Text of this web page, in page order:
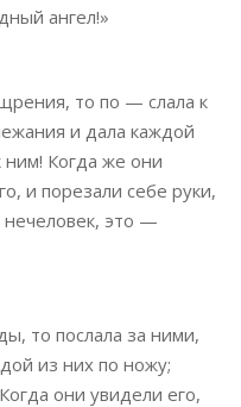
ангел!»
то по — слала к
и дала каждой
ним! Когда же они
и порезали себе руки,
нечеловек, это —
то послала за ними,
из них по ножу;
они увидели его,